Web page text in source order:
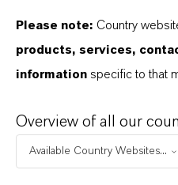
Please note: Country
products, services,
information specific to that
Overview of all our
Available Country Websites...